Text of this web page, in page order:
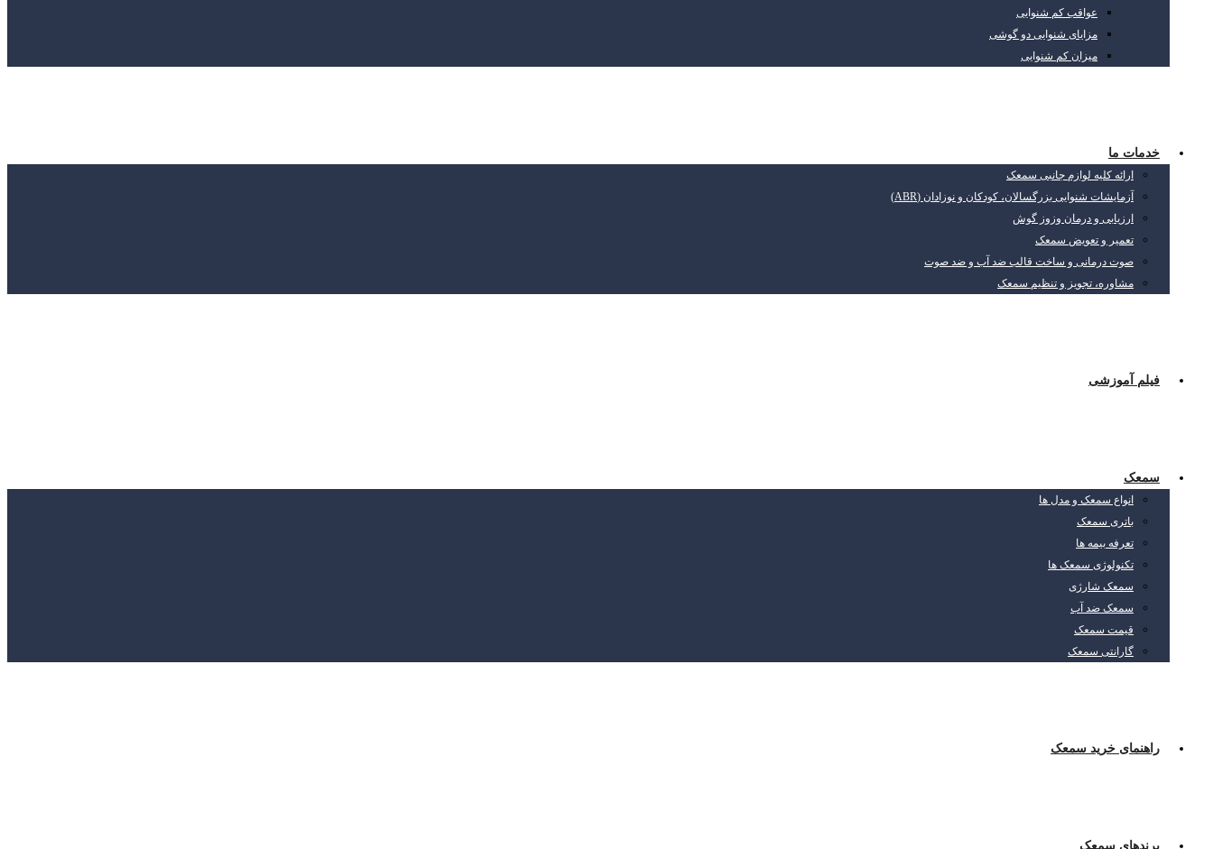
عواقب کم شنوایی
مزایای شنوایی دو گوشی
میزان کم شنوایی
خدمات ما
ارائه کلیه لوازم جانبی سمعک
آزمایشات شنوایی بزرگسالان، کودکان و نوزادان (ABR)
ارزیابی و درمان وزوز گوش
تعمیر و تعویض سمعک
صوت درمانی و ساخت قالب ضد آب و ضد صوت
مشاوره، تجویز و تنظیم سمعک
فیلم آموزشی
سمعک
انواع سمعک و مدل ها
باتری سمعک
تعرفه بیمه ها
تکنولوژی سمعک ها
سمعک شارژی
سمعک ضد آب
قیمت سمعک
گارانتی سمعک
راهنمای خرید سمعک
برندهای سمعک